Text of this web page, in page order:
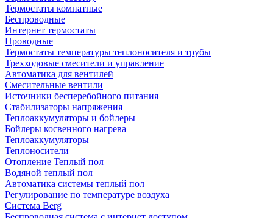
Термостаты комнатные
Беспроводные
Интернет термостаты
Проводные
Термостаты температуры теплоносителя и трубы
Трехходовые смесители и управление
Автоматика для вентилей
Смесительные вентили
Источники бесперебойного питания
Стабилизаторы напряжения
Теплоаккумуляторы и бойлеры
Бойлеры косвенного нагрева
Теплоаккумуляторы
Теплоносители
Отопление Теплый пол
Водяной теплый пол
Автоматика системы теплый пол
Регулирование по температуре воздуха
Система Berg